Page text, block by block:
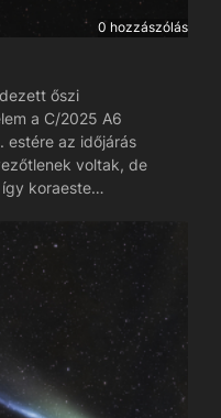
0 hozzászólás
őszi
a C/2025 A6
estére az időjárás
voltak, de
koraeste
es átmérőjű binokulárral
csóvával. A
elkülönülő zöldes
sugarakra bomló